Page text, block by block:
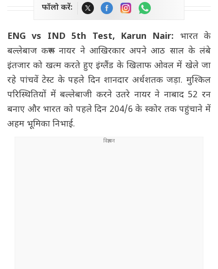
फॉलो करें:
ENG vs IND 5th Test, Karun Nair: भारत के
बल्लेबाज करूण नायर ने आखिरकार अपने आठ साल के लंबे
इंतजार को खत्म करते हुए इंग्लैंड के खिलाफ ओवल में खेले जा
रहे पांचवें टेस्ट के पहले दिन शानदार अर्धशतक जड़ा. मुश्किल
परिस्थितियों में बल्लेबाजी करने उतरे नायर ने नाबाद 52 रन
बनाए और भारत को पहले दिन 204/6 के स्कोर तक पहुंचाने में
अहम भूमिका निभाई.